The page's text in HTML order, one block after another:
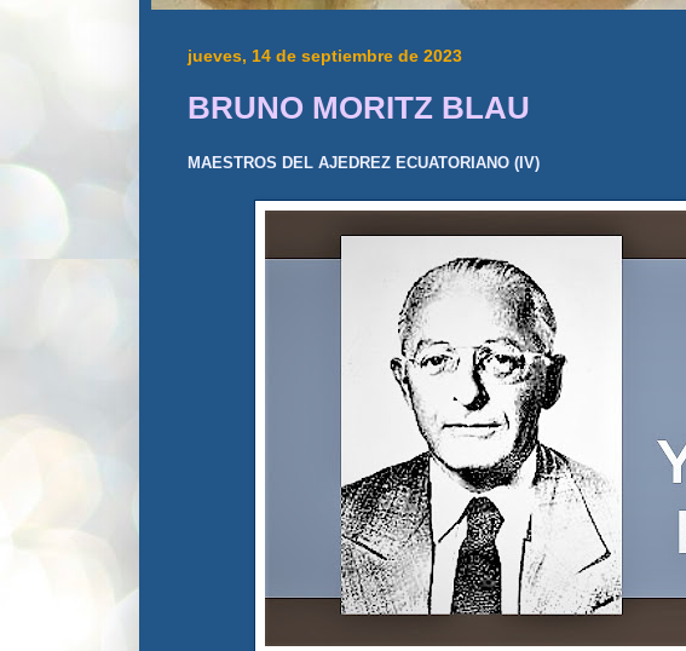
jueves, 14 de septiembre de 2023
BRUNO MORITZ BLAU
MAESTROS DEL AJEDREZ ECUATORIANO (IV)